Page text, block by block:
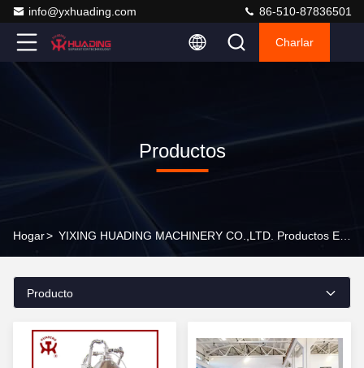
info@yxhuading.com 86-510-87836501
Charlar
Productos
Hogar>
Producto